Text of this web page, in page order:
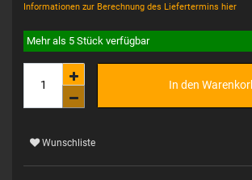
Informationen zur Berechnung des Liefertermins hier
Mehr als 5 Stück verfügbar
In den
Wunschliste